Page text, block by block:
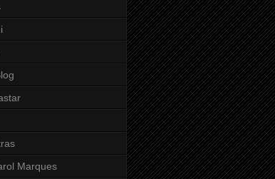
Marques